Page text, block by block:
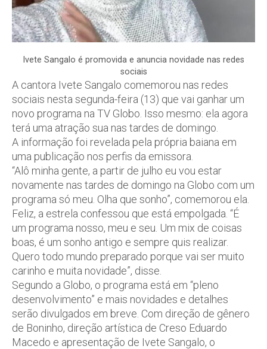
Ivete Sangalo é promovida e anuncia novidade nas redes
sociais
A cantora Ivete Sangalo comemorou nas redes
sociais nesta segunda-feira (13) que vai ganhar um
novo programa na TV Globo. Isso mesmo: ela agora
terá uma atração sua nas tardes de domingo.
A informação foi revelada pela própria baiana em
uma publicação nos perfis da emissora.
“Alô minha gente, a partir de julho eu vou estar
novamente nas tardes de domingo na Globo com um
programa só meu. Olha que sonho”, comemorou ela.
Feliz, a estrela confessou que está empolgada. “É
um programa nosso, meu e seu. Um mix de coisas
boas, é um sonho antigo e sempre quis realizar.
Quero todo mundo preparado porque vai ser muito
carinho e muita novidade”, disse.
Segundo a Globo, o programa está em “pleno
desenvolvimento” e mais novidades e detalhes
serão divulgados em breve. Com direção de gênero
de Boninho, direção artística de Creso Eduardo
Macedo e apresentação de Ivete Sangalo, o